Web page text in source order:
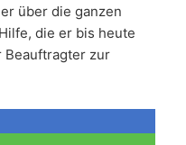
über die ganzen
die er bis heute
Beauftragter zur